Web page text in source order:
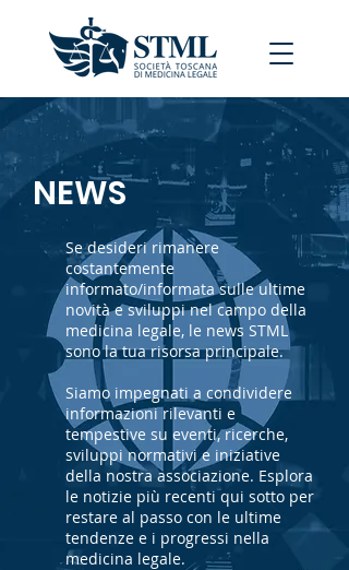
NEWS
Se desideri rimanere
costantemente
informato/informata sulle ultime
novità e sviluppi nel campo della
medicina legale, le news STML
sono la tua risorsa principale.
Siamo impegnati a condividere
informazioni rilevanti e
tempestive su eventi, ricerche,
sviluppi normativi e iniziative
della nostra associazione. Esplora
le notizie più recenti qui sotto per
restare al passo con le ultime
tendenze e i progressi nella
medicina legale.